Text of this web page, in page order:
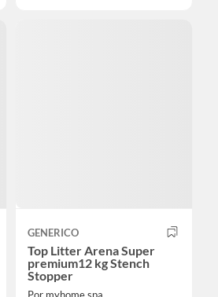
GENERICO
Top Litter Arena Super
premium12 kg Stench
Stopper
Por myhome spa